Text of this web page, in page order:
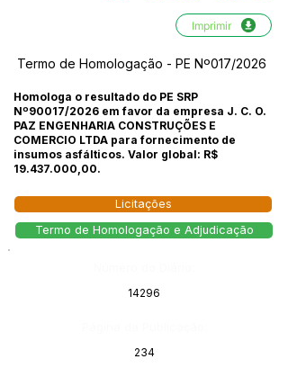
Imprimir
Termo de Homologação - PE Nº017/2026
Homologa o resultado do PE SRP
Nº90017/2026 em favor da empresa J. C. O.
PAZ ENGENHARIA CONSTRUÇÕES E
COMERCIO LTDA para fornecimento de
insumos asfálticos. Valor global: R$
19.437.000,00.
Licitações
Termo de Homologação e Adjudicação
14296
234